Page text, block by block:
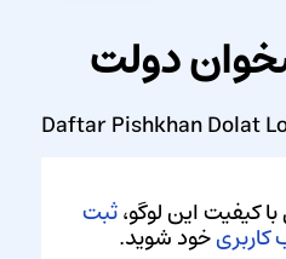
دولت
Daftar Pishkhan Dolat
با کیفیت این لوگو،ثبت
خود شوید.